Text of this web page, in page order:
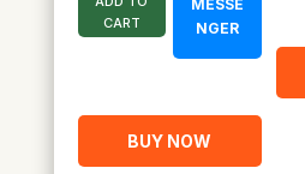
CART
MESSE
NGER
BUY NOW